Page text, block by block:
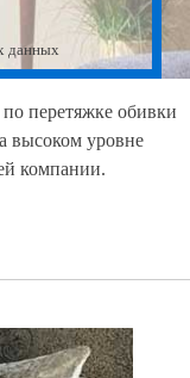
данных
перетяжке обивки
высоком уровне
компании.